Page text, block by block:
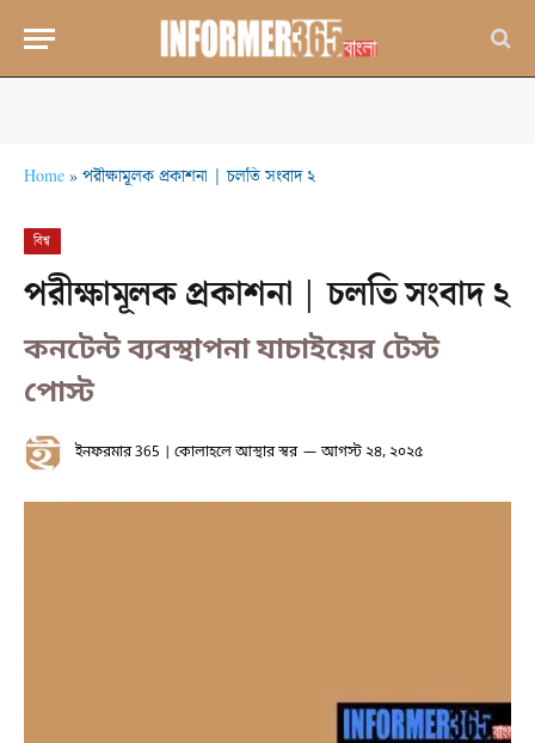
Home» পরীক্ষামূলক প্রকাশনা | চলতি সংবাদ ২
বিশ্ব
পরীক্ষামূলক প্রকাশনা | চলতি সংবাদ ২
কনটেন্ট ব্যবস্থাপনা যাচাইয়ের টেস্ট
পোস্ট
ইনফরমার 365 | কোলাহলে আস্থার স্বর আগস্ট ২৪, ২০২৫